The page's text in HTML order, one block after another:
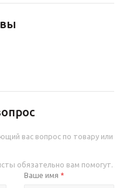
вас вопрос по товару или
обязательно вам помогут.
Ваше имя *